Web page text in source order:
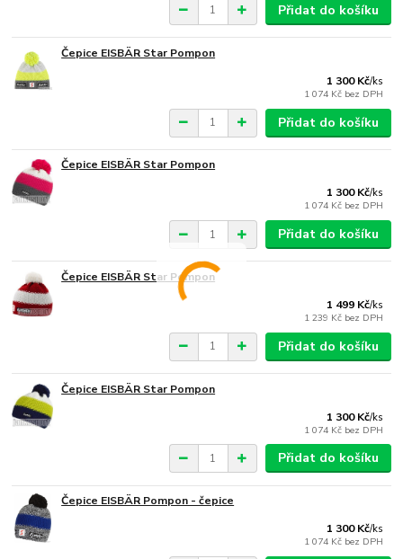
Přidat do košíku
Čepice EISBÄR Star Pompon
1 300 Kč/ks
1 074 Kč bez DPH
Přidat do košíku
Čepice EISBÄR Star Pompon
1 300 Kč/ks
1 074 Kč bez DPH
Přidat do košíku
Čepice EISBÄR Star Pompon
1 499 Kč/ks
1 239 Kč bez DPH
Přidat do košíku
Čepice EISBÄR Star Pompon
1 300 Kč/ks
1 074 Kč bez DPH
Přidat do košíku
Čepice EISBÄR Pompon - čepice
1 300 Kč/ks
1 074 Kč bez DPH